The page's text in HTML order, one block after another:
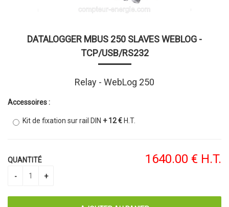
DATALOGGER MBUS 250 SLAVES WEBLOG -
TCP/USB/RS232
Relay - WebLog 250
Accessoires :
Kit de fixation sur rail DIN + 12 € H.T.
1640.00 € H.T.
QUANTITÉ